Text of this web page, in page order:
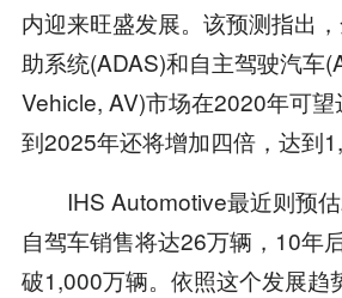
内迎来旺盛发展。该预测指出
助系统(ADAS)和自主驾驶汽车
Vehicle, AV)市场在2020年可望
到2025年还将增加四倍，达到
IHS Automotive最近则预估
自驾车销售将达26万辆，10年
破1,000万辆。依照这个发展趋